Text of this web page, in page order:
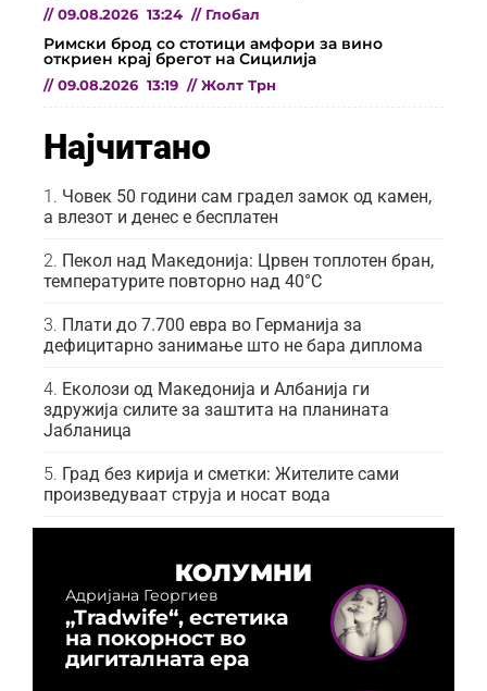
// 09.08.2026 13:24 // Глобал
Римски брод со стотици амфори за вино
откриен крај брегот на Сицилија
// 09.08.2026 13:19 // Жолт Трн
Најчитано
Човек 50 години сам градел замок од камен,
а влезот и денес е бесплатен
Пекол над Македонија: Црвен топлотен бран,
температурите повторно над 40°C
Плати до 7.700 евра во Германија за
дефицитарно занимање што не бара диплома
Еколози од Македонија и Албанија ги
здружија силите за заштита на планината
Јабланица
Град без кирија и сметки: Жителите сами
произведуваат струја и носат вода
КОЛУМНИ
Адријана Георгиев
„Tradwife“, естетика
на покорност во
дигиталната ера